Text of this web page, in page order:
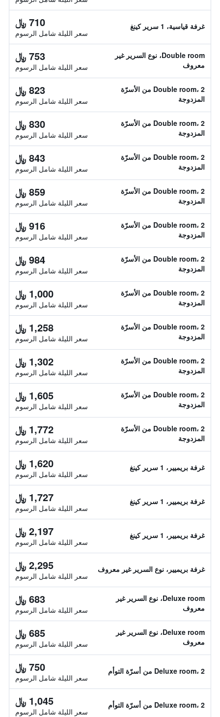
غرفة قياسية، 1 سرير كينغ 710 ﷼
سعر الليلة شامل الرسوم
Double room، نوع السرير غير
معروف
753 ﷼
سعر الليلة شامل الرسوم
Double room، 2 من الأسرّة
المزدوجة
823 ﷼
سعر الليلة شامل الرسوم
Double room، 2 من الأسرّة
المزدوجة
830 ﷼
سعر الليلة شامل الرسوم
Double room، 2 من الأسرّة
المزدوجة
843 ﷼
سعر الليلة شامل الرسوم
Double room، 2 من الأسرّة
المزدوجة
859 ﷼
سعر الليلة شامل الرسوم
Double room، 2 من الأسرّة
المزدوجة
916 ﷼
سعر الليلة شامل الرسوم
Double room، 2 من الأسرّة
المزدوجة
984 ﷼
سعر الليلة شامل الرسوم
Double room، 2 من الأسرّة
المزدوجة
1,000 ﷼
سعر الليلة شامل الرسوم
Double room، 2 من الأسرّة
المزدوجة
1,258 ﷼
سعر الليلة شامل الرسوم
Double room، 2 من الأسرّة
المزدوجة
1,302 ﷼
سعر الليلة شامل الرسوم
Double room، 2 من الأسرّة
المزدوجة
1,605 ﷼
سعر الليلة شامل الرسوم
Double room، 2 من الأسرّة
المزدوجة
1,772 ﷼
سعر الليلة شامل الرسوم
غرفة بريميير، 1 سرير كينغ 1,620 ﷼
سعر الليلة شامل الرسوم
غرفة بريميير، 1 سرير كينغ 1,727 ﷼
سعر الليلة شامل الرسوم
غرفة بريميير، 1 سرير كينغ 2,197 ﷼
سعر الليلة شامل الرسوم
غرفة بريميير، نوع السرير غير معروف 2,295 ﷼
سعر الليلة شامل الرسوم
Deluxe room، نوع السرير غير
معروف
683 ﷼
سعر الليلة شامل الرسوم
Deluxe room، نوع السرير غير
معروف
685 ﷼
سعر الليلة شامل الرسوم
Deluxe room، 2 من أسرّة التوأم 750 ﷼
سعر الليلة شامل الرسوم
Deluxe room، 2 من أسرّة التوأم 1,045 ﷼
سعر الليلة شامل الرسوم